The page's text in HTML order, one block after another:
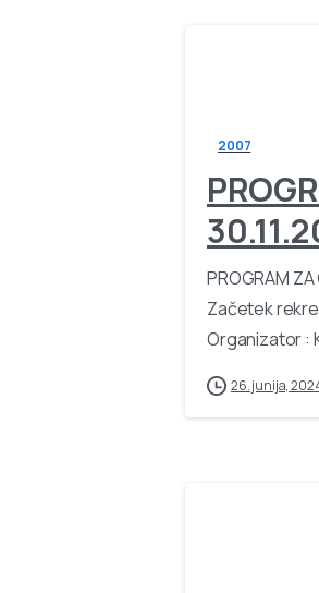
2007
PROGRAM
Začetek
Organizator :
26. junija,